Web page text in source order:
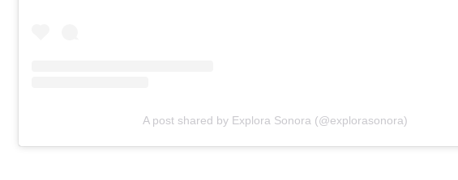
A post shared by Explora Sonora (@explorasonora)